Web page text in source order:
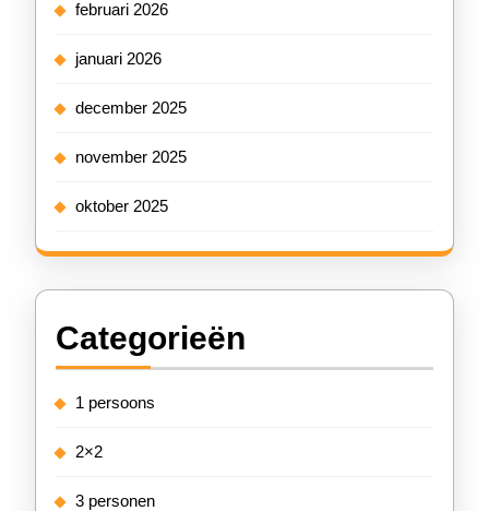
februari 2026
januari 2026
december 2025
november 2025
oktober 2025
Categorieën
1 persoons
2×2
3 personen